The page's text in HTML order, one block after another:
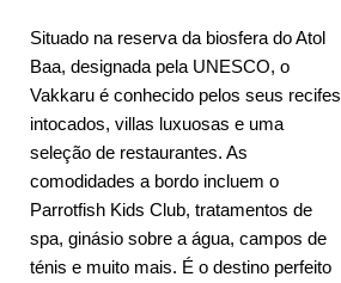
Situado na reserva da biosfera do Atol
Baa, designada pela UNESCO, o
Vakkaru é conhecido pelos seus recifes
intocados, villas luxuosas e uma
seleção de restaurantes. As
comodidades a bordo incluem o
Parrotfish Kids Club, tratamentos de
spa, ginásio sobre a água, campos de
ténis e muito mais. É o destino perfeito